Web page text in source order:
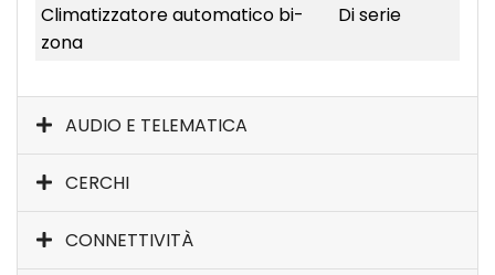
Climatizzatore automatico bi-
zona
Di serie
AUDIO E TELEMATICA
CERCHI
CONNETTIVITÀ